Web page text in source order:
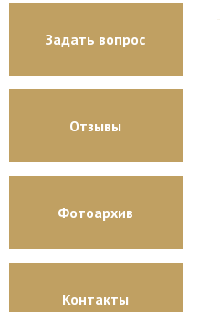
Задать вопрос
Отзывы
Фотоархив
Контакты